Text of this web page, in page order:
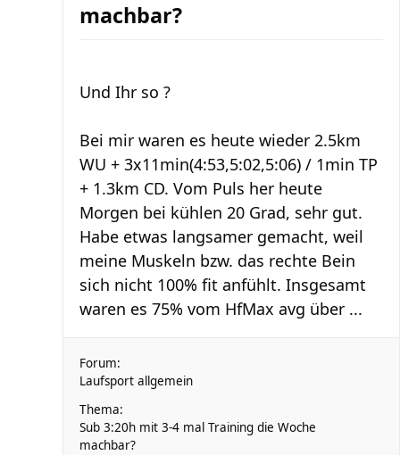
machbar?
Und Ihr so ?
Bei mir waren es heute wieder 2.5km
WU + 3x11min(4:53,5:02,5:06) / 1min TP
+ 1.3km CD. Vom Puls her heute
Morgen bei kühlen 20 Grad, sehr gut.
Habe etwas langsamer gemacht, weil
meine Muskeln bzw. das rechte Bein
sich nicht 100% fit anfühlt. Insgesamt
waren es 75% vom HfMax avg über ...
Forum:
Laufsport allgemein
Thema:
Sub 3:20h mit 3-4 mal Training die Woche
machbar?